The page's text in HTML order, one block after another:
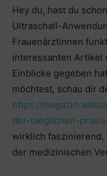
Hey du, hast du
Ultraschall-
Frauenärztinnen
interessanten Artikel
Einblicke gegeben
möchtest, schau dir
https://
der-taeglichen-
wirklich
der medizinischen